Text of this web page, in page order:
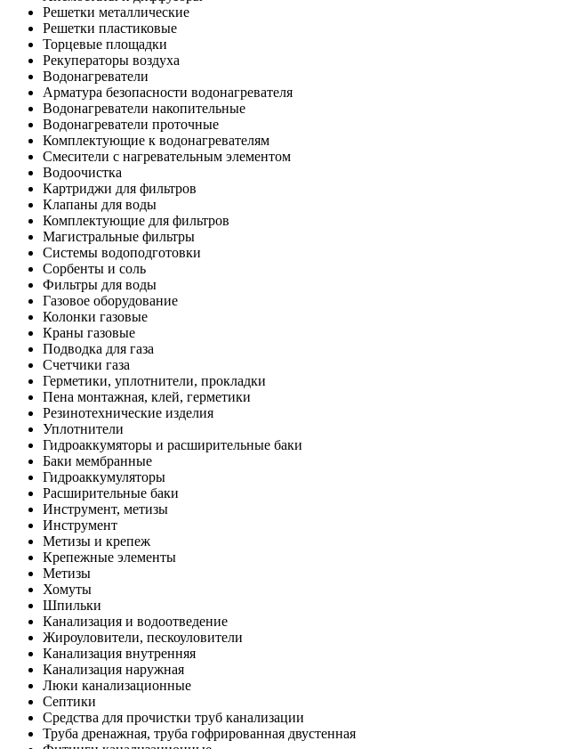
Решетки металлические
Решетки пластиковые
Торцевые площадки
Рекуператоры воздуха
Водонагреватели
Арматура безопасности водонагревателя
Водонагреватели накопительные
Водонагреватели проточные
Комплектующие к водонагревателям
Смесители с нагревательным элементом
Водоочистка
Картриджи для фильтров
Клапаны для воды
Комплектующие для фильтров
Магистральные фильтры
Системы водоподготовки
Сорбенты и соль
Фильтры для воды
Газовое оборудование
Колонки газовые
Краны газовые
Подводка для газа
Счетчики газа
Герметики, уплотнители, прокладки
Пена монтажная, клей, герметики
Резинотехнические изделия
Уплотнители
Гидроаккумяторы и расширительные баки
Баки мембранные
Гидроаккумуляторы
Расширительные баки
Инструмент, метизы
Инструмент
Метизы и крепеж
Крепежные элементы
Метизы
Хомуты
Шпильки
Канализация и водоотведение
Жироуловители, пескоуловители
Канализация внутренняя
Канализация наружная
Люки канализационные
Септики
Средства для прочистки труб канализации
Труба дренажная, труба гофрированная двустенная